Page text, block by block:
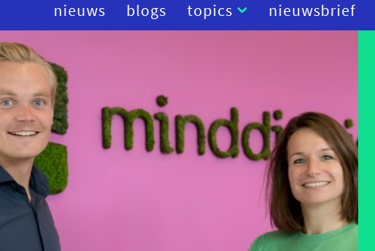
nieuws blogs topics
cybersecurity
data
diagnostiek
digital therapeutics
nieuwsbrief